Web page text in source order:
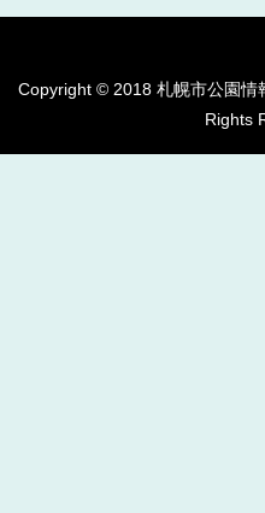
Copyright © 2018 札幌市公園情
Rights